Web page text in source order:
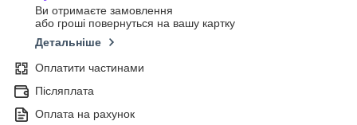
Ви отримаєте замовлення
або гроші повернуться на вашу картку
Детальніше
Оплатити частинами
Післяплата
Оплата на рахунок